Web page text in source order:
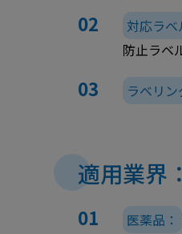
対応ラベ
防止ラベ
ラベリン
適用業界：
医薬品：